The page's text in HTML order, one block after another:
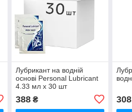
Лубрикант на водній
основі Personal Lubricant
4.33 мл x 30 шт
388₴ 308